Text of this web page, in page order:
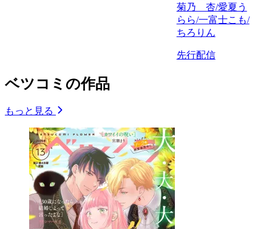
菊乃 杏/愛夏う
らら/一富士こも/
ちろりん
先行配信
ベツコミの作品
もっと見る